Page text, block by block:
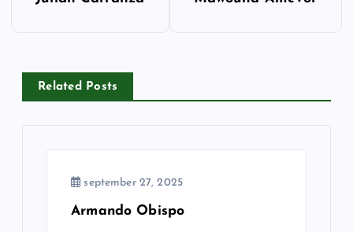
Related Posts
september 27, 2025
Armando Obispo